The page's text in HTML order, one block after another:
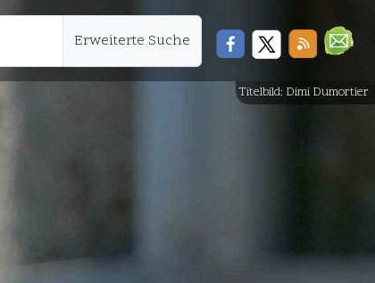
Erweiterte Suche
Titelbild: Dimi Dumortier